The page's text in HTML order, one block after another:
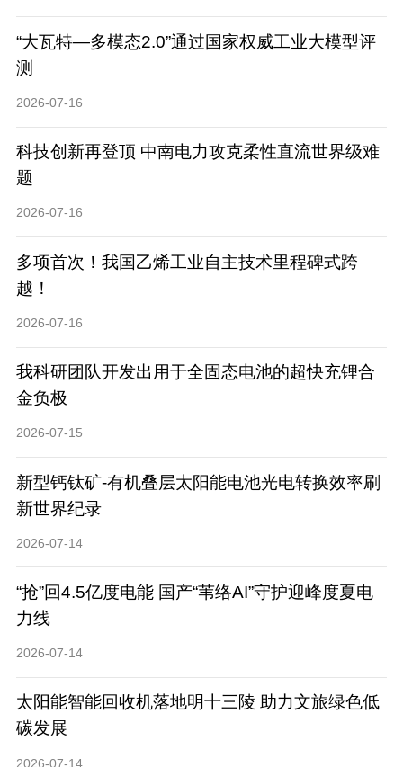
“大瓦特—多模态2.0”通过国家权威工业大模型评
测
2026-07-16
科技创新再登顶 中南电力攻克柔性直流世界级难
题
2026-07-16
多项首次！我国乙烯工业自主技术里程碑式跨
越！
2026-07-16
我科研团队开发出用于全固态电池的超快充锂合
金负极
2026-07-15
新型钙钛矿-有机叠层太阳能电池光电转换效率刷
新世界纪录
2026-07-14
“抢”回4.5亿度电能 国产“苇络AI”守护迎峰度夏电
力线
2026-07-14
太阳能智能回收机落地明十三陵 助力文旅绿色低
碳发展
2026-07-14